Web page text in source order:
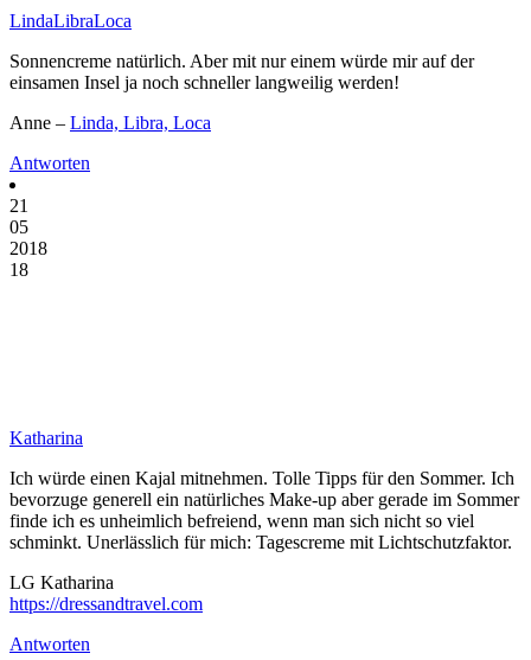
LindaLibraLoca
Sonnencreme natürlich. Aber mit nur einem würde mir auf der
einsamen Insel ja noch schneller langweilig werden!
Anne – Linda, Libra, Loca
Antworten
21
05
2018
18
Katharina
Ich würde einen Kajal mitnehmen. Tolle Tipps für den Sommer. Ich
bevorzuge generell ein natürliches Make-up aber gerade im Sommer
finde ich es unheimlich befreiend, wenn man sich nicht so viel
schminkt. Unerlässlich für mich: Tagescreme mit Lichtschutzfaktor.
LG Katharina
https://dressandtravel.com
Antworten